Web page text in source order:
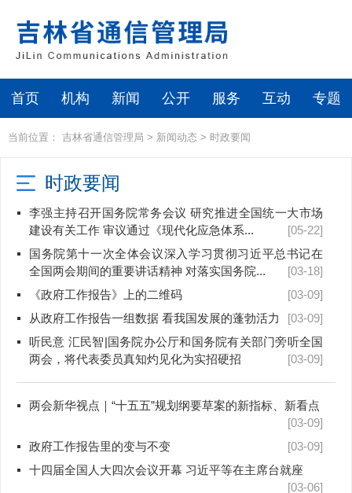
首页 机构 新闻 公开 服务 互动 专题
当前位置： 吉林省通信管理局 > 新闻动态 > 时政要闻
时政要闻
李强主持召开国务院常务会议 研究推进全国统一大市场
建设有关工作 审议通过《现代化应急体系...
[05-22]
国务院第十一次全体会议深入学习贯彻习近平总书记在
全国两会期间的重要讲话精神 对落实国务院...
[03-18]
《政府工作报告》上的二维码
[03-09]
从政府工作报告一组数据 看我国发展的蓬勃活力
[03-09]
听民意 汇民智|国务院办公厅和国务院有关部门旁听全国
两会，将代表委员真知灼见化为实招硬招
[03-09]
两会新华视点｜“十五五”规划纲要草案的新指标、新看点
[03-09]
政府工作报告里的变与不变
[03-09]
十四届全国人大四次会议开幕 习近平等在主席台就座
[03-06]